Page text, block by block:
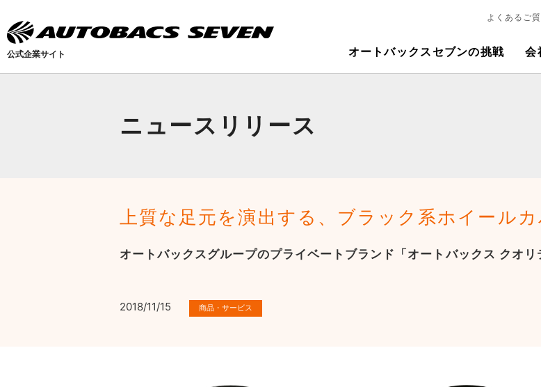
ニュースリリース
上質な足元を演出する、ブラック系ホイールカ
オートバックスグループのプライベートブランド「オートバックス クオリ
2018/11/15
公式企業サイト
よくあるご
オートバックスセブンの挑戦 会